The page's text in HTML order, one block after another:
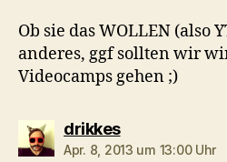
Ob sie das WOLLEN (also
anderes, ggf sollten wir
Videocamps gehen ;)
drikkessagt:
Apr. 8, 2013 um 13:00 Uhr